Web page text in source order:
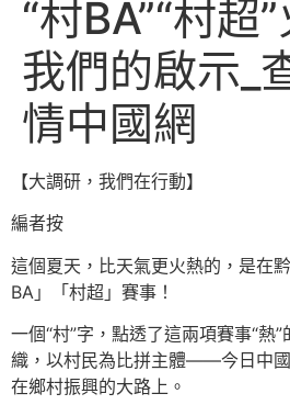
“村BA”“村超
我們的啟示_
情中國網
【大調研，我們在行動】
編者按
這個夏天，比天氣更火熱的，是在
BA」「村超」賽事！
一個“村”字，點透了這兩項賽事“熱
織，以村民為比拼主體——今日中
在鄉村振興的大路上。